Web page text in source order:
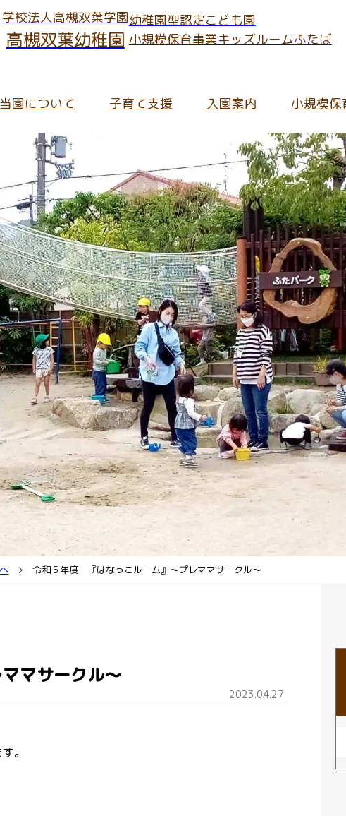
学校法人高槻双葉学園
高槻双葉幼稚園
幼稚園型認定こども園
小規模保育事業キッズルームふたば
らせ
域の
お知らせ
Information
キッズルームだより
ふたばっこブログ
ふたばっこブログアーカイブ
当園について
ージ
み
提出書類
護方針
保育への想い・考え
園での生活
園での一日
主な年間行事
給食と食育
子育て支援
護者さま
向け
地域の
のお知らせ
かり事業「スマイル」
室
ーム / つちっこルーム
園庭ピクニック/
在園児の保護者さま向け
保育にかかわる活動
預かり保育
子育て支援講演会
入園案内
入園
るInformation
て
手続きフロー
る費用/諸費用
教育時間
て
ース案内
未就園児預かり事業「スマイル」
入園についてのよくあるご質問
入園についてのお問い合わせ
小規模保
ムだより
ム入園のご案内
ムふたばについてのよくあるご質問
ムふたばの見学お申し込み・お問い合わせ
要項
ルバイト募集要項
てのよくあるご質問
のご応募・お問い合わせについて
ついて
いて
て
て
ムふたばについて
て
令和５年度 『はなっこルーム』～プレママサークル～
マサークル～
2023.04.27
。